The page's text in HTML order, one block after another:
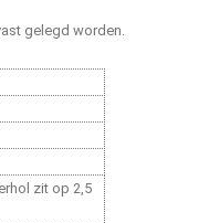
gelegd worden.
zit op 2,5